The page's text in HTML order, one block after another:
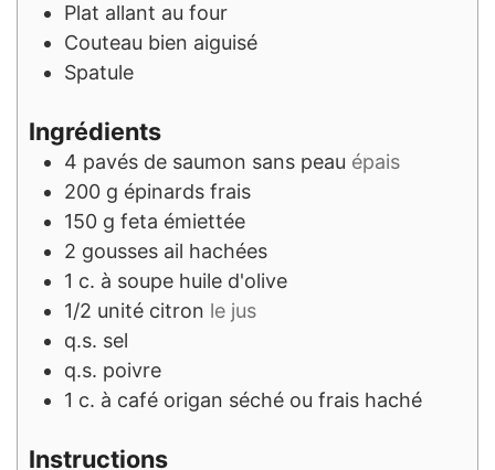
Plat allant au four
Couteau bien aiguisé
Spatule
Ingrédients
4 pavés de saumon sans peau épais
200 g épinards frais
150 g feta émiettée
2 gousses ail hachées
1 c. à soupe huile d'olive
1/2 unité citron le jus
q.s. sel
q.s. poivre
1 c. à café origan séché ou frais haché
Instructions